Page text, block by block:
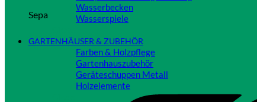
Sepa
Wasserbecken
Wasserspiele
GARTENHÄUSER & ZUBEHÖR
Farben & Holzpflege
Gartenhauszubehör
Geräteschuppen Metall
Holzelemente